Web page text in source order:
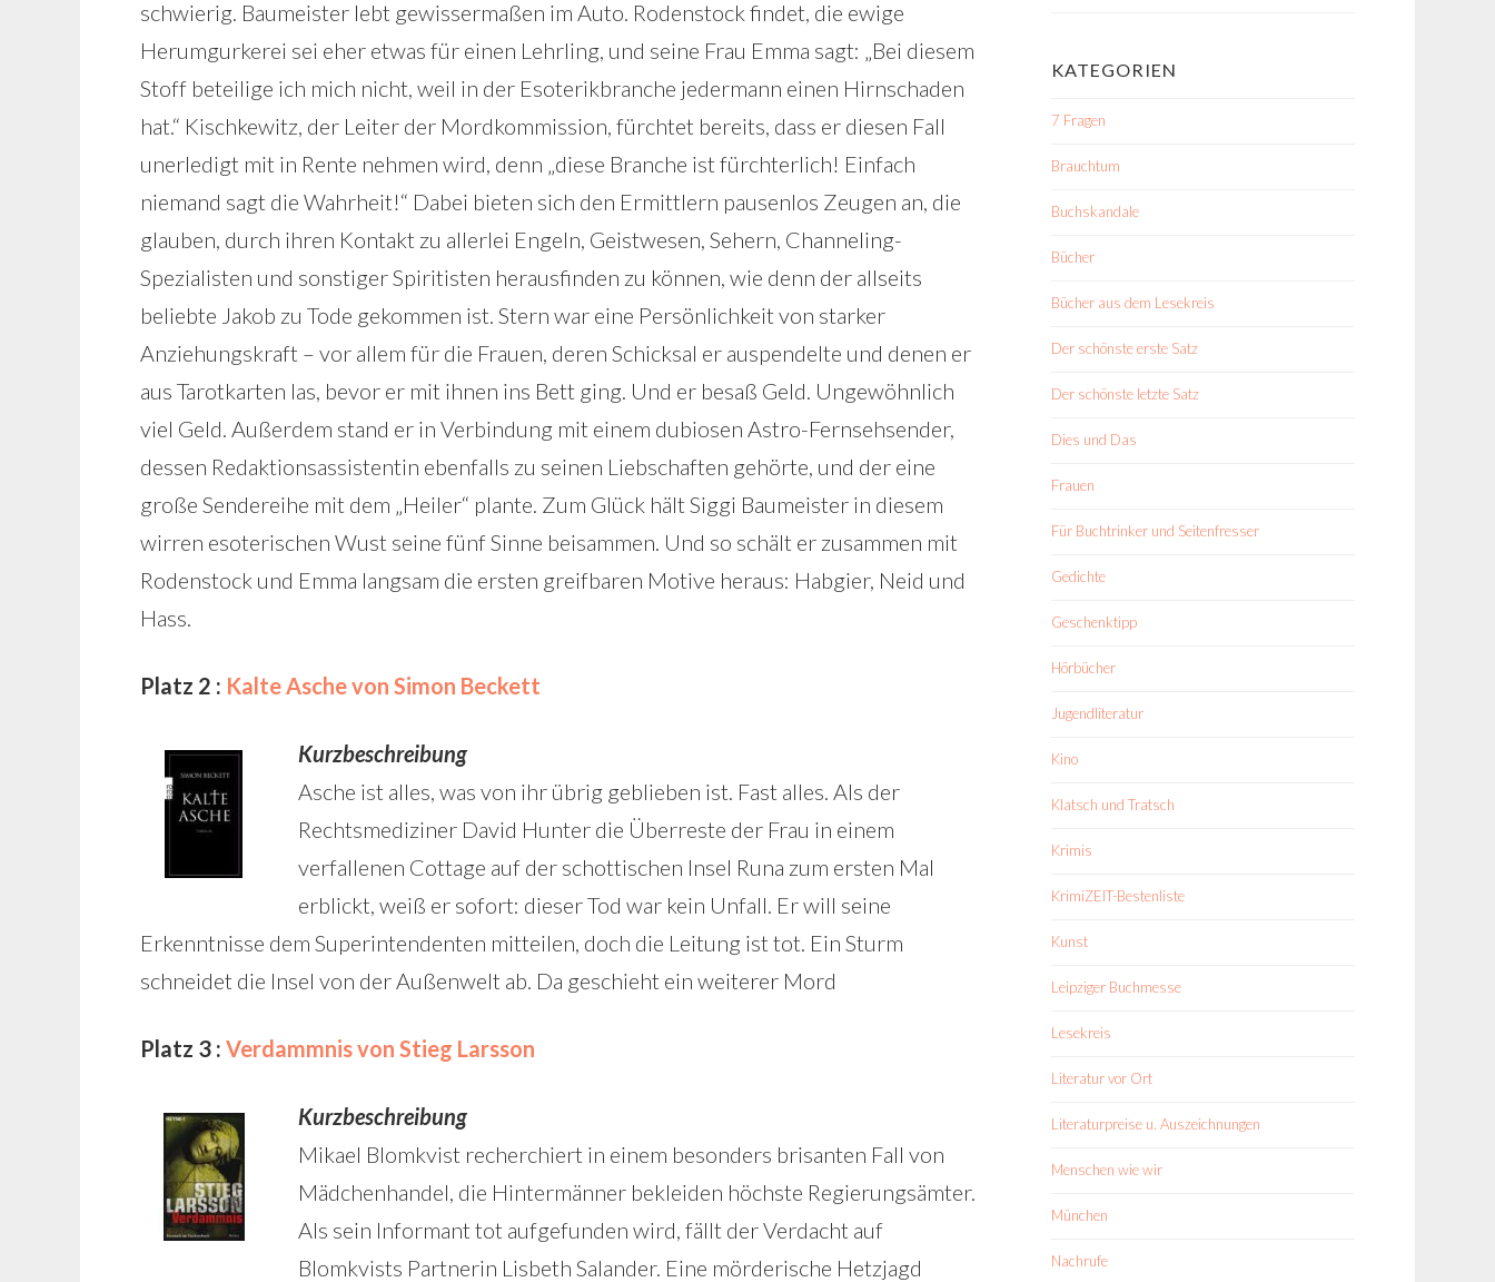
schwierig. Baumeister lebt gewissermaßen im Auto. Rodenstock findet, die ewige
Herumgurkerei sei eher etwas für einen Lehrling, und seine Frau Emma sagt: „Bei diesem
Stoff beteilige ich mich nicht, weil in der Esoterikbranche jedermann einen Hirnschaden
hat.“ Kischkewitz, der Leiter der Mordkommission, fürchtet bereits, dass er diesen Fall
unerledigt mit in Rente nehmen wird, denn „diese Branche ist fürchterlich! Einfach
niemand sagt die Wahrheit!“ Dabei bieten sich den Ermittlern pausenlos Zeugen an, die
glauben, durch ihren Kontakt zu allerlei Engeln, Geistwesen, Sehern, Channeling-
Spezialisten und sonstiger Spiritisten herausfinden zu können, wie denn der allseits
beliebte Jakob zu Tode gekommen ist. Stern war eine Persönlichkeit von starker
Anziehungskraft – vor allem für die Frauen, deren Schicksal er auspendelte und denen er
aus Tarotkarten las, bevor er mit ihnen ins Bett ging. Und er besaß Geld. Ungewöhnlich
viel Geld. Außerdem stand er in Verbindung mit einem dubiosen Astro-Fernsehsender,
dessen Redaktionsassistentin ebenfalls zu seinen Liebschaften gehörte, und der eine
große Sendereihe mit dem „Heiler“ plante. Zum Glück hält Siggi Baumeister in diesem
wirren esoterischen Wust seine fünf Sinne beisammen. Und so schält er zusammen mit
Rodenstock und Emma langsam die ersten greifbaren Motive heraus: Habgier, Neid und
Hass.
Platz 2 : Kalte Asche von Simon Beckett
Kurzbeschreibung
Asche ist alles, was von ihr übrig geblieben ist. Fast alles. Als der
Rechtsmediziner David Hunter die Überreste der Frau in einem
verfallenen Cottage auf der schottischen Insel Runa zum ersten Mal
erblickt, weiß er sofort: dieser Tod war kein Unfall. Er will seine
Erkenntnisse dem Superintendenten mitteilen, doch die Leitung ist tot. Ein Sturm
schneidet die Insel von der Außenwelt ab. Da geschieht ein weiterer Mord
Platz 3 : Verdammnis von Stieg Larsson
Kurzbeschreibung
Mikael Blomkvist recherchiert in einem besonders brisanten Fall von
Mädchenhandel, die Hintermänner bekleiden höchste Regierungsämter.
Als sein Informant tot aufgefunden wird, fällt der Verdacht auf
Blomkvists Partnerin Lisbeth Salander. Eine mörderische Hetzjagd
KATEGORIEN
7 Fragen
Brauchtum
Buchskandale
Bücher
Bücher aus dem Lesekreis
Der schönste erste Satz
Der schönste letzte Satz
Dies und Das
Frauen
Für Buchtrinker und Seitenfresser
Gedichte
Geschenktipp
Hörbücher
Jugendliteratur
Kino
Klatsch und Tratsch
Krimis
KrimiZEIT-Bestenliste
Kunst
Leipziger Buchmesse
Lesekreis
Literatur vor Ort
Literaturpreise u. Auszeichnungen
Menschen wie wir
München
Nachrufe